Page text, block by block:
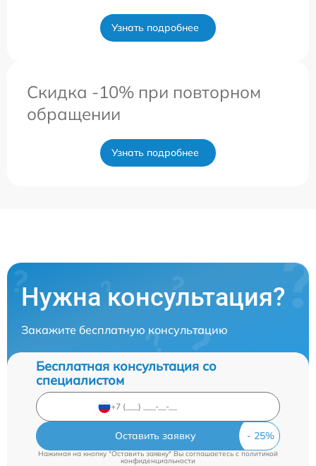
Узнать подробнее
Скидка -10% при повторном
обращении
Узнать подробнее
Нужна консультация?
Закажите бесплатную консультацию
Бесплатная консультация со
специалистом
Оставить заявку
Нажимая на кнопку "Оставить заявку" Вы соглашаетесь cполитикой
конфиденциальности